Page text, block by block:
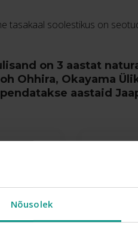
Nõusolek
tasakaal soolestikus on
on 3 aastat
Ohhira, Okayama
aastaid